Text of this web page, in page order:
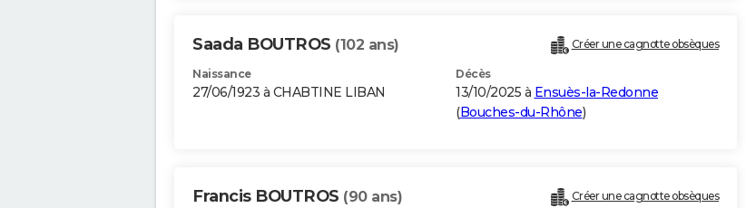
Saada BOUTROS (102 ans) Créer une cagnotte obsèques
Naissance
27/06/1923 à CHABTINE LIBAN
Décès
13/10/2025 à Ensuès-la-Redonne
(Bouches-du-Rhône)
Francis BOUTROS (90 ans) Créer une cagnotte obsèques